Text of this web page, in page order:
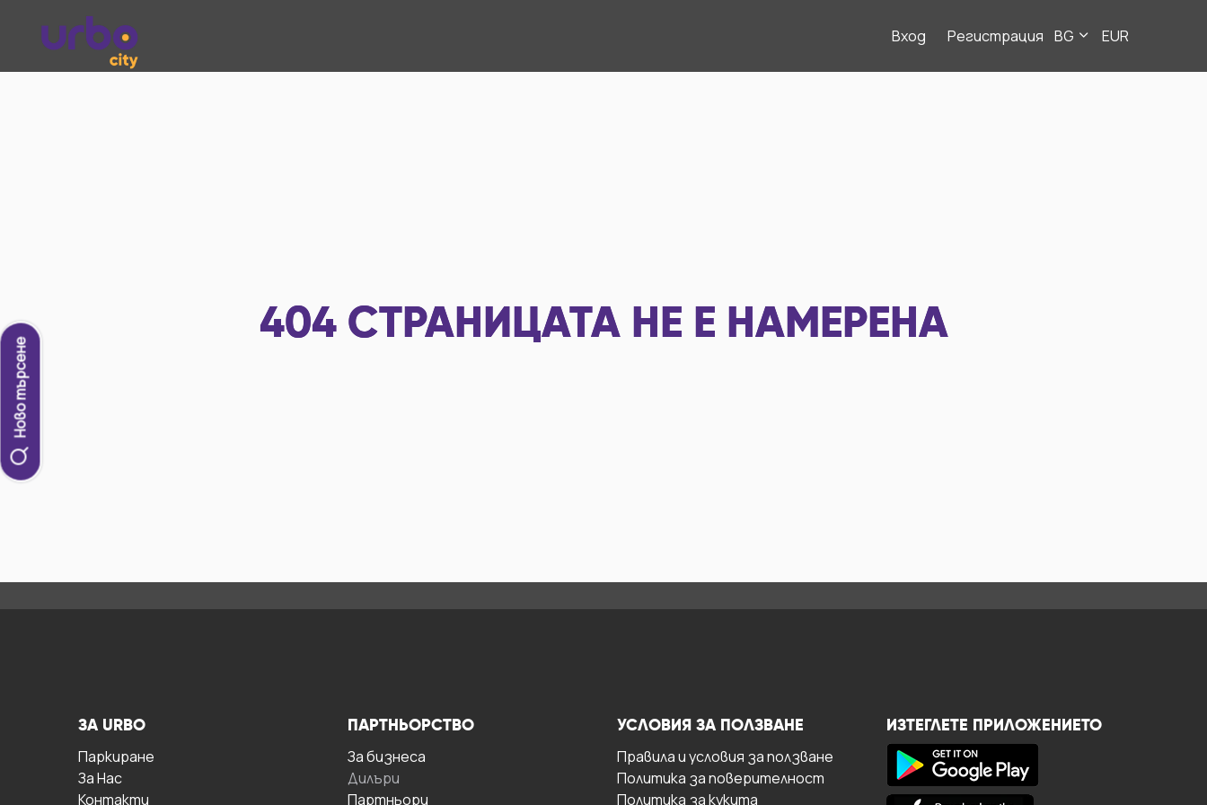
Вход Регистрация BG EUR
Ново търсене
404 СТРАНИЦАТА НЕ Е НАМЕРЕНА
ЗА URBO
Паркиране
За Hас
Контакти
ПАРТНЬОРСТВО
За бизнесa
Дилъри
Партньори
УСЛОВИЯ ЗА ПОЛЗВАНЕ
Правила и условия за ползване
Политика за поверителност
Политика за кукита
ИЗТЕГЛЕТЕ ПРИЛОЖЕНИЕТО